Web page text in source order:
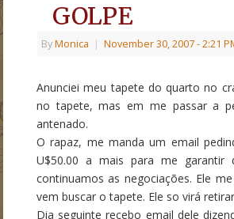
GOLPE
ByMonica | November 30, 2007- 2:21
Anunciei meu tapete do quarto no
no tapete, mas em me passar a
antenado.
O rapaz, me manda um email
U$50.00 a mais para me
continuamos as negociações. Ele
vem buscar o tapete. Ele so virá
Dia seguinte recebo email dele